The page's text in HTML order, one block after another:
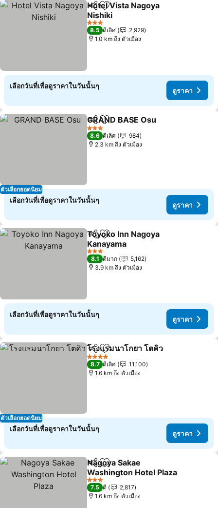
แชร์ เพิ่มในรายการโปรด
Hotel Vista Nagoya
Nishiki
ดูราคา
3 ดาว
8.5 ดีเลิศ
2,929
1.0 km ถึง ตัวเมือง
เลือกวันที่เพื่อดูราคาในวันนั้นๆ
ดูราคา
ตัวเลือกยอดนิยม
แชร์ เพิ่มในรายการโปรด
GRAND BASE Osu
3 ดาว
8.6 ดีเลิศ
984
2.3 km ถึง ตัวเมือง
เลือกวันที่เพื่อดูราคาในวันนั้นๆ
ดูราคา
แชร์ เพิ่มในรายการโปรด
Toyoko Inn Nagoya
Kanayama
ดูราคา
3 ดาว
8.1 ดีมาก
5,162
3.9 km ถึง ตัวเมือง
เลือกวันที่เพื่อดูราคาในวันนั้นๆ
ดูราคา
ตัวเลือกยอดนิยม
แชร์ เพิ่มในรายการโปรด
โรงแรมนาโกยา โตคิว
4 ดาว
8.7 ดีเลิศ
11,100
1.6 km ถึง ตัวเมือง
เลือกวันที่เพื่อดูราคาในวันนั้นๆ
ดูราคา
แชร์ เพิ่มในรายการโปรด
Nagoya Sakae
Washington Hotel Plaza
ดูราคา
3 ดาว
7.5 ดี
2,817
1.6 km ถึง ตัวเมือง